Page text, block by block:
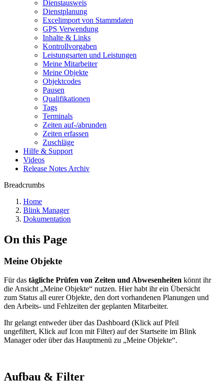
Dienstausweis
Dienstplanung
Excelimport von Stammdaten
GPS Verwendung
Inhalte & Links
Kontrollvorgaben
Leistungsarten und Leistungen
Meine Mitarbeiter
Meine Objekte
Objektcodes
Pausen
Qualifikationen
Tags
Terminals
Zeiten auf-/abrunden
Zeiten erfassen
Zuschläge
Hilfe & Support
Videos
Release Notes Archiv
Breadcrumbs
Home
Blink Manager
Dokumentation
On this Page
Meine Objekte
Für das tägliche Prüfen von Zeiten und Abwesenheiten könnt ihr
die Ansicht „Meine Objekte“ nutzen. Hier habt ihr ein Übersicht
zum Status all eurer Objekte, den dort vorhandenen Planungen und
den Arbeits- und Fehlzeiten der geplanten Mitarbeiter.
Ihr gelangt entweder über das Dashboard (Klick auf Pfeil
ungefiltert, Klick auf Icon mit Filter) auf der Startseite im Blink
Manager oder über das Hauptmenü zu „Meine Objekte“.
Aufbau & Filter